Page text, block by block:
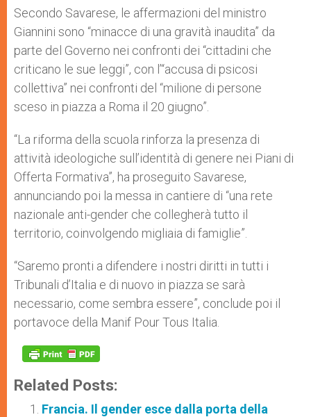
Secondo Savarese, le affermazioni del ministro
Giannini sono “minacce di una gravità inaudita” da
parte del Governo nei confronti dei “cittadini che
criticano le sue leggi”, con l’“accusa di psicosi
collettiva” nei confronti del “milione di persone
sceso in piazza a Roma il 20 giugno”.
“La riforma della scuola rinforza la presenza di
attività ideologiche sull’identità di genere nei Piani di
Offerta Formativa”, ha proseguito Savarese,
annunciando poi la messa in cantiere di “una rete
nazionale anti-gender che collegherà tutto il
territorio, coinvolgendo migliaia di famiglie”.
“Saremo pronti a difendere i nostri diritti in tutti i
Tribunali d’Italia e di nuovo in piazza se sarà
necessario, come sembra essere”, conclude poi il
portavoce della Manif Pour Tous Italia.
Related Posts:
Francia. Il gender esce dalla porta della